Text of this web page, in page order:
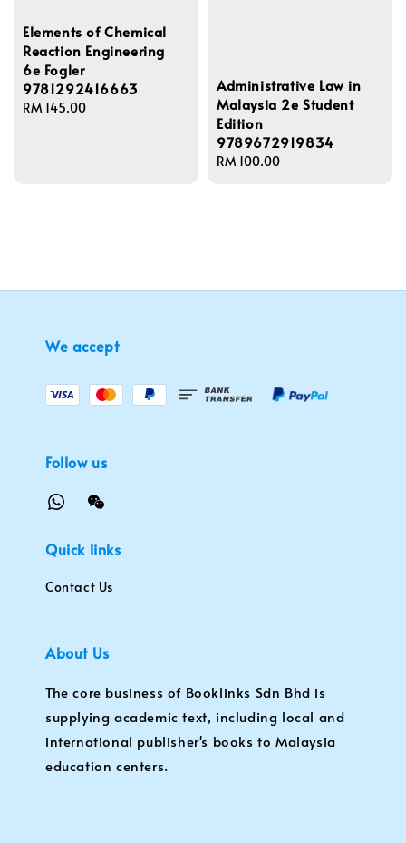
Elements of Chemical
Reaction Engineering
6e Fogler
9781292416663
Regular
RM 145.00
Administrative Law in
Malaysia 2e Student
Edition
9789672919834
Regular
RM 100.00
We accept
Follow us
Quick links
Contact Us
About Us
The core business of Booklinks Sdn Bhd is
supplying academic text, including local and
international publisher's books to Malaysia
education centers.